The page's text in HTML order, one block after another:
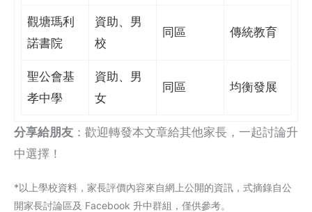
觀塘瑪利
諾書院
資助、男
校
同區 傳統教育
聖公會基
孝中學
資助、男
女
同區 均衡發展
分享給朋友 ：歡迎轉發本文章給其他家長，一起討論升
中選擇！
*以上學校資料，家長評價內容來自網上公閞的資訊，式摘錄自公
開家長討論區及 Facebook 升中群組，僅供參考。